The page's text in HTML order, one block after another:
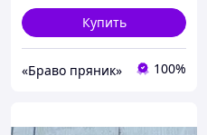
Купить
«Браво пряник» 100%